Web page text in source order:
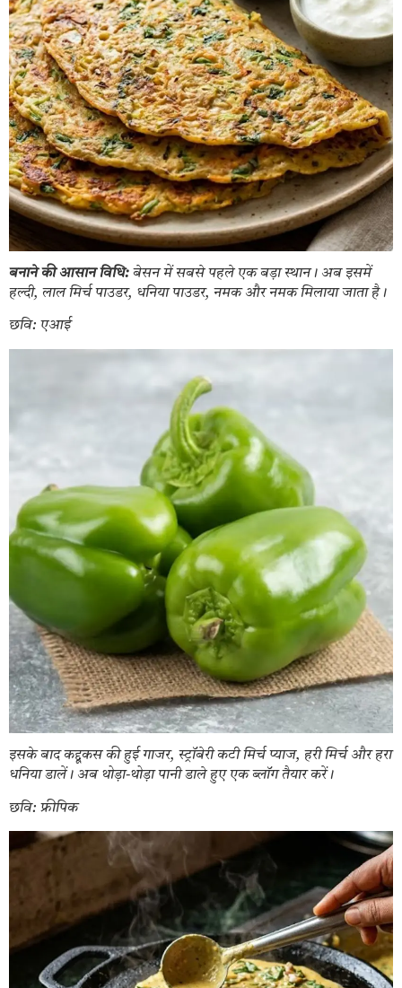
बनाने की आसान विधि: बेसन में सबसे पहले एक बड़ा स्थान। अब इसमें
हल्दी, लाल मिर्च पाउडर, धनिया पाउडर, नमक और नमक मिलाया जाता है।
छवि: एआई
इसके बाद कद्दूकस की हुई गाजर, स्ट्रॉबेरी कटी मिर्च प्याज, हरी मिर्च और हरा
धनिया डालें। अब थोड़ा-थोड़ा पानी डाले हुए एक ब्लॉग तैयार करें।
छवि: फ्रीपिक